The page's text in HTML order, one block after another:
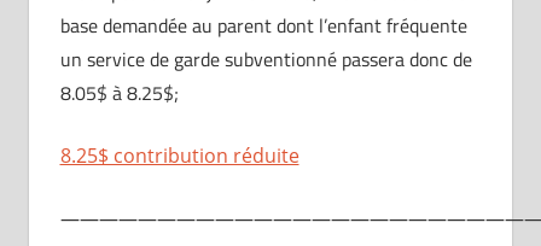
base demandée au parent dont l’enfant fréquente
un service de garde subventionné passera donc de
8.05$ à 8.25$;
8.25$ contribution réduite